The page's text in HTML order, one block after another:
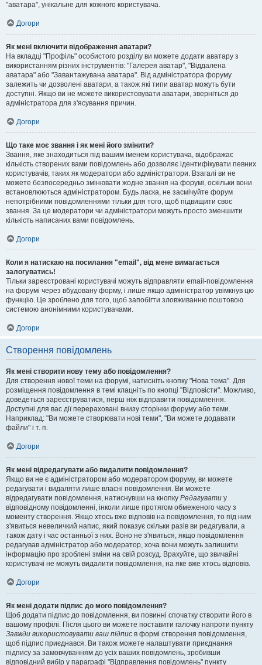
"аватара", унікальне для кожного користувача.
Догори
Як мені включити відображення аватари?
На вкладці "Профіль" особистого розділу ви можете додати аватару з
використанням різних інструментів: "Галерея аватар", "Віддалена
аватара" або "Завантажувана аватара". Від адміністратора форуму
залежить чи дозволені аватари, а також які типи аватар можуть бути
доступні. Якщо ви не можете використовувати аватари, зверніться до
адміністратора для з'ясування причин.
Догори
Що таке моє звання і як мені його змінити?
Звання, яке знаходиться під вашим іменем користувача, відображає
кількість створених вами повідомлень або дозволяє ідентифікувати певних
користувачів, таких як модератори або адміністратори. Взагалі ви не
можете безпосередньо змінювати жодне звання на форумі, оскільки вони
встановлюються адміністратором. Будь ласка, не засмічуйте форум
непотрібними повідомленнями тільки для того, щоб підвищити своє
звання. За це модератори чи адміністратори можуть просто зменшити
кількість написаних вами повідомлень.
Догори
Коли я натискаю на посилання "email", від мене вимагається
залогуватись!
Тільки зареєстровані користувачі можуть відправляти email-повідомлення
на форумі через вбудовану форму, і лише якщо адміністратор увімкнув цю
функцію. Це зроблено для того, щоб запобігти зловживанню поштовою
системою анонімними користувачами.
Догори
Створення повідомлень
Як мені створити нову тему або повідомлення?
Для створення нової теми на форумі, натисніть кнопку "Нова тема". Для
розміщення повідомлення в темі клацніть по кнопці "Відповісти". Можливо,
доведеться зареєструватися, перш ніж відправити повідомлення.
Доступні для вас дії перераховані внизу сторінки форуму або теми.
Наприклад: "Ви можете створювати нові теми", "Ви можете додавати
файли" і т. п.
Догори
Як мені відредагувати або видалити повідомлення?
Якщо ви не є адміністратором або модератором форуму, ви можете
редагувати і видаляти лише власні повідомлення. Ви можете
відредагувати повідомлення, натиснувши на кнопку Редагувати у
відповідному повідомленні, інколи лише протягом обмеженого часу з
моменту створення. Якщо хтось вже відповів на повідомлення, то під ним
з'явиться невеличкий напис, який показує скільки разів ви редагували, а
також дату і час останньої з них. Воно не з'явиться, якщо повідомлення
редагував адміністратор або модератор, хоча вони можуть залишити
інформацію про зроблені зміни на свій розсуд. Врахуйте, що звичайні
користувачі не можуть видалити повідомлення, на яке вже хтось відповів.
Догори
Як мені додати підпис до мого повідомлення?
Щоб додати підпис до повідомлення, ви повинні спочатку створити його в
вашому профілі. Після цього ви можете поставити галочку напроти пункту
Завжди використовувати ваш підпис в формі створення повідомлення,
щоб підпис приєднався. Ви також можете налаштувати приєднання
підпису за замовчуванням до усіх ваших повідомлень, зробивши
відповідний вибір у параграфі "Відправлення повідомлень" пункту